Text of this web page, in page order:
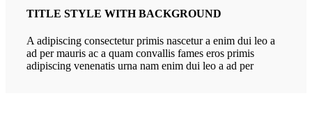
TITLE STYLE WITH BACKGROUND
A adipiscing consectetur primis nascetur a enim dui leo a
ad per mauris ac a quam convallis fames eros primis
adipiscing venenatis urna nam enim dui leo a ad per